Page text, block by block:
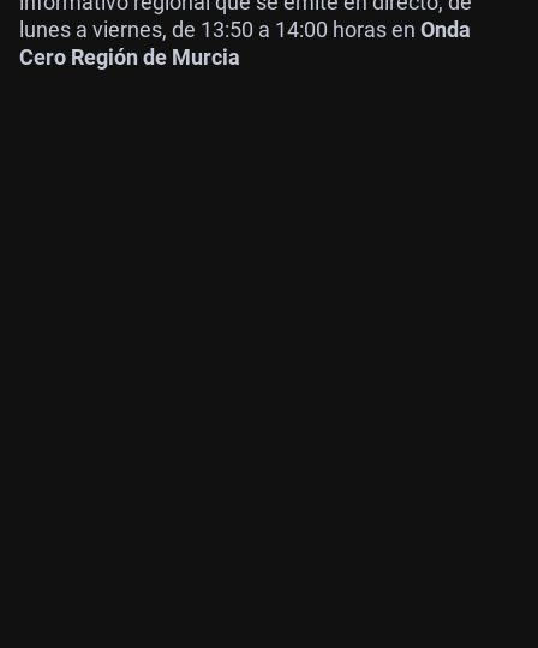
lunes a viernes, de 13:50 a 14:00 horas en Onda
Cero Región de Murcia